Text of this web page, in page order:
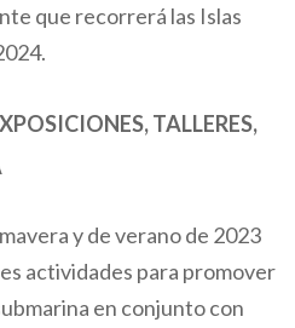
que recorrerá las Islas
TALLERES,
y de verano de 2023
actividades para promover
en conjunto con